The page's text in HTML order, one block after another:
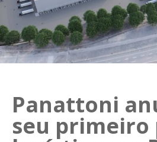
Panattoni
seu primeiro